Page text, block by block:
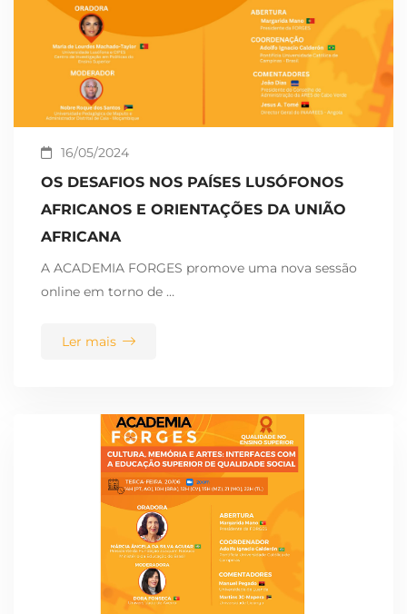
16/05/2024
OS DESAFIOS NOS PAÍSES LUSÓFONOS
AFRICANOS E ORIENTAÇÕES DA UNIÃO
AFRICANA
A ACADEMIA FORGES promove uma nova sessão
online em torno de …
Ler mais